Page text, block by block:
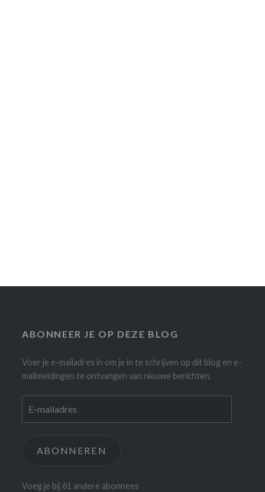
ABONNEER JE OP DEZE BLOG
Voer je e-mailadres in om je in te schrijven op dit blog en e-
mailmeldingen te ontvangen van nieuwe berichten.
mailadres
ABONNEREN
Voeg je bij 61 andere abonnees